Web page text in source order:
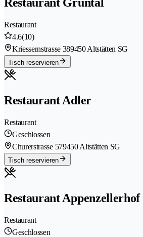
Restaurant Grüntal
Restaurant
4.6(10)
Kriessernstrasse 389450 Altstätten SG
Tisch reservieren
Restaurant Adler
Restaurant
Geschlossen
Churerstrasse 579450 Altstätten SG
Tisch reservieren
Restaurant Appenzellerhof
Restaurant
Geschlossen